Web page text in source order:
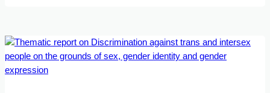
and
intersex